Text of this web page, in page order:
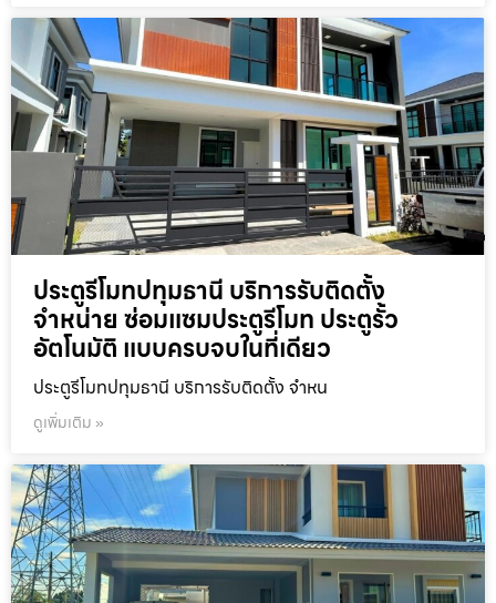
ประตูรีโมทปทุมธานี บริการรับติดตั้ง
จำหน่าย ซ่อมแซมประตูรีโมท ประตูรั้ว
อัตโนมัติ แบบครบจบในที่เดียว
ประตูรีโมทปทุมธานี บริการรับติดตั้ง จำหน
ดูเพิ่มเติม »